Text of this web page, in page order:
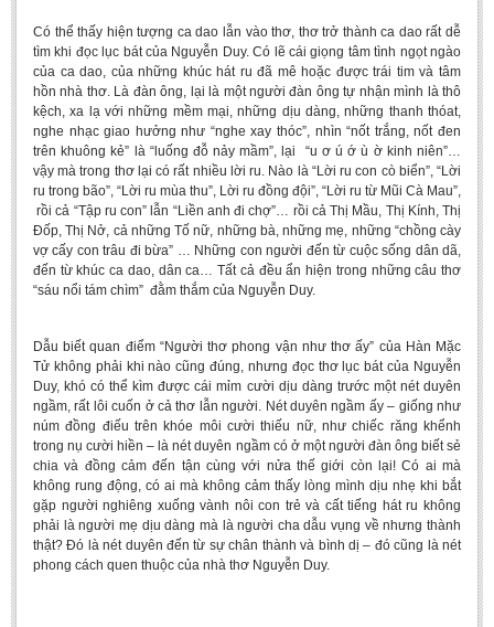
Có thể thấy hiện tượng ca dao lẫn vào thơ, thơ trở thành ca dao rất dễ
tìm khi đọc lục bát của Nguyễn Duy. Có lẽ cái giọng tâm tình ngọt ngào
của ca dao, của những khúc hát ru đã mê hoặc được trái tim và tâm
hồn nhà thơ. Là đàn ông, lại là một người đàn ông tự nhận mình là thô
kệch, xa lạ với những mềm mại, những dịu dàng, những thanh thóat,
nghe nhạc giao hưởng như “nghe xay thóc”, nhìn “nốt trắng, nốt đen
trên khuông kẻ” là “luống đỗ nảy mầm”, lại “u ơ ú ớ ù ờ kinh niên”…
vậy mà trong thơ lại có rất nhiều lời ru. Nào là “Lời ru con cò biển”, “Lời
ru trong bão”, “Lời ru mùa thu”, Lời ru đồng đội”, “Lời ru từ Mũi Cà Mau”,
rồi cả “Tập ru con” lẫn “Liền anh đi chợ”… rồi cả Thị Mầu, Thị Kính, Thị
Đốp, Thị Nở, cả những Tố nữ, những bà, những mẹ, những “chồng cày
vợ cấy con trâu đi bừa” … Những con người đến từ cuộc sống dân dã,
đến từ khúc ca dao, dân ca… Tất cả đều ẩn hiện trong những câu thơ
“sáu nổi tám chìm” đằm thắm của Nguyễn Duy.
Dẫu biết quan điểm “Người thơ phong vận như thơ ấy” của Hàn Mặc
Tử không phải khi nào cũng đúng, nhưng đọc thơ lục bát của Nguyễn
Duy, khó có thể kìm được cái mỉm cười dịu dàng trước một nét duyên
ngầm, rất lôi cuốn ở cả thơ lẫn người. Nét duyên ngầm ấy – giống như
núm đồng điếu trên khóe môi cười thiếu nữ, như chiếc răng khểnh
trong nụ cười hiền – là nét duyên ngầm có ở một người đàn ông biết sẻ
chia và đồng cảm đến tận cùng với nửa thế giới còn lại! Có ai mà
không rung động, có ai mà không cảm thấy lòng mình dịu nhẹ khi bắt
gặp người nghiêng xuống vành nôi con trẻ và cất tiếng hát ru không
phải là người mẹ dịu dàng mà là người cha dẫu vụng về nhưng thành
thật? Đó là nét duyên đến từ sự chân thành và bình dị – đó cũng là nét
phong cách quen thuộc của nhà thơ Nguyễn Duy.